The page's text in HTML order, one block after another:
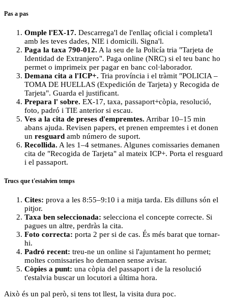
Pas a pas
Omple l'EX-17. Descarrega'l de l'enllaç oficial i completa'l
amb les teves dades, NIE i domicili. Signa'l.
Paga la taxa 790-012. A la seu de la Policía tria "Tarjeta de
Identidad de Extranjero". Paga online (NRC) si el teu banc ho
permet o imprimeix per pagar en banc col·laborador.
Demana cita a l'ICP+. Tria província i el tràmit "POLICIA –
TOMA DE HUELLAS (Expedición de Tarjeta) y Recogida de
Tarjeta". Guarda el justificant.
Prepara l' sobre. EX-17, taxa, passaport+còpia, resolució,
foto, padró i TIE anterior si escau.
Ves a la cita de preses d'empremtes. Arribar 10–15 min
abans ajuda. Revisen papers, et prenen empremtes i et donen
un resguard amb número de suport.
Recollida. A les 1–4 setmanes. Algunes comissaries demanen
cita de "Recogida de Tarjeta" al mateix ICP+. Porta el resguard
i el passaport.
Trucs que t'estalvien temps
Cites: prova a les 8:55–9:10 i a mitja tarda. Els dilluns són el
pitjor.
Taxa ben seleccionada: selecciona el concepte correcte. Si
pagues un altre, perdràs la cita.
Foto correcta: porta 2 per si de cas. És més barat que tornar-
hi.
Padró recent: treu-ne un online si l'ajuntament ho permet;
moltes comissaries ho demanen sense avisar.
Còpies a punt: una còpia del passaport i de la resolució
t'estalvia buscar un locutori a última hora.
Això és un pal però, si tens tot llest, la visita dura poc.